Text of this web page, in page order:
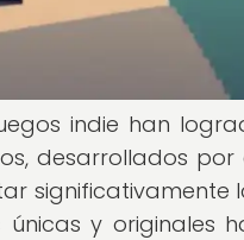
indie han
desarrollados
significativamente
y originales